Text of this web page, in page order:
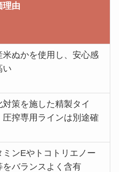
理由
米ぬかを使用し、安心感
い
対策を施した精製タイ
圧搾専用ラインは別途確
ミンEやトコトリエノー
をバランスよく含有